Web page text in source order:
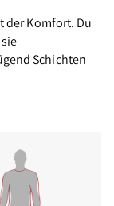
der Komfort. Du
Schichten